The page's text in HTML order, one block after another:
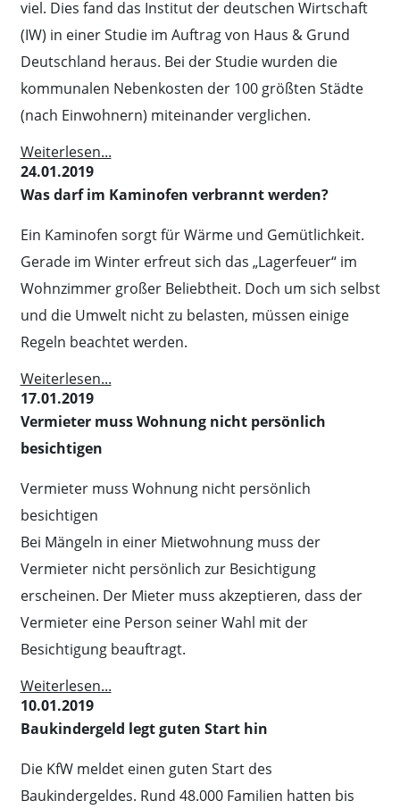
viel. Dies fand das Institut der deutschen Wirtschaft
(IW) in einer Studie im Auftrag von Haus & Grund
Deutschland heraus. Bei der Studie wurden die
kommunalen Nebenkosten der 100 größten Städte
(nach Einwohnern) miteinander verglichen.
Weiterlesen...
24.01.2019
Was darf im Kaminofen verbrannt werden?
Ein Kaminofen sorgt für Wärme und Gemütlichkeit.
Gerade im Winter erfreut sich das „Lagerfeuer“ im
Wohnzimmer großer Beliebtheit. Doch um sich selbst
und die Umwelt nicht zu belasten, müssen einige
Regeln beachtet werden.
Weiterlesen...
17.01.2019
Vermieter muss Wohnung nicht persönlich
besichtigen
Vermieter muss Wohnung nicht persönlich
besichtigen
Bei Mängeln in einer Mietwohnung muss der
Vermieter nicht persönlich zur Besichtigung
erscheinen. Der Mieter muss akzeptieren, dass der
Vermieter eine Person seiner Wahl mit der
Besichtigung beauftragt.
Weiterlesen...
10.01.2019
Baukindergeld legt guten Start hin
Die KfW meldet einen guten Start des
Baukindergeldes. Rund 48.000 Familien hatten bis